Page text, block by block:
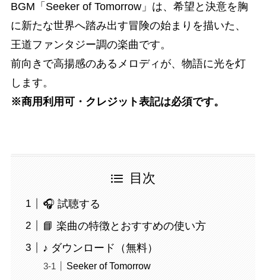
BGM「Seeker of Tomorrow」は、希望と決意を胸
に新たな世界へ踏み出す冒険の始まりを描いた、
王道ファンタジー調の楽曲です。
前向きで高揚感のあるメロディが、物語に光を灯
します。
※商用利用可・クレジット表記は必須です。
目次
🎧 試聴する
📘 楽曲の特徴とおすすめの使い方
♪ ダウンロード（無料）
Seeker of Tomorrow